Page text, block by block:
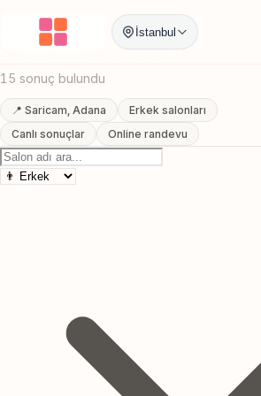
İstanbul
Anasayfa / Adana Saricam Sakal Trasi
Saricam, Adana Sakal Trasi
15 sonuç bulundu
📍 Saricam, Adana
Erkek salonları
Canlı sonuçlar
Online randevu